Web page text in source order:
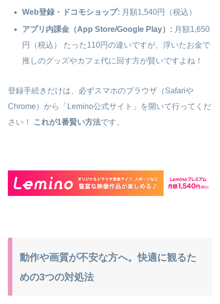
Web登録・ドコモショップ: 月額1,540円（税込）
アプリ内課金（App Store/Google Play）: 月額1,650
円（税込）
たった110円の違いですが、浮いたお金で
推しのグッズやカフェ代に回す方が賢いですよね！
登録手続きだけは、必ずスマホのブラウザ（Safariや
Chrome）から「Lemino公式サイト」を開いて行ってくだ
さい！
これが1番賢い方法です。
動作や画質が不安な方へ。快適に観るた
めの3つの対処法